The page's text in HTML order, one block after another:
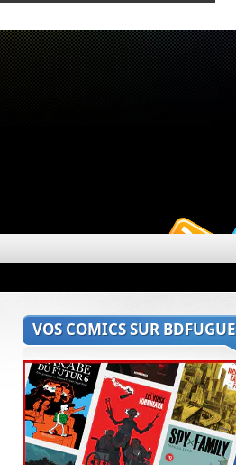
VOS COMICS SUR BDFUGUE